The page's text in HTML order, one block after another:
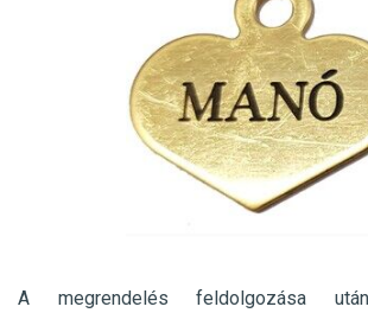
A megrendelés feldolgozása